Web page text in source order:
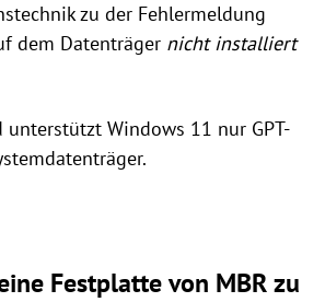
zu der Fehlermeldung
dem Datenträger nicht installiert
unterstützt Windows 11 nur GPT-
Festplatte von MBR zu